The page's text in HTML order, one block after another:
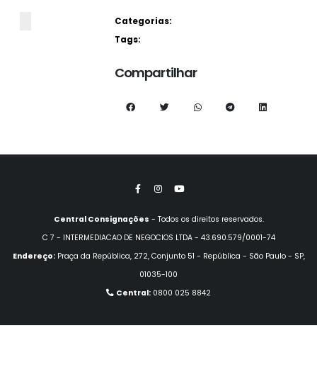
Categorias:
Tags:
Compartilhar
Central Consignações - Todos os direitos reservados.
C 7 - INTERMEDIACAO DE NEGOCIOS LTDA - 43.690.579/0001-74
Endereço:Praça da República, 272, Conjunto 51 - República - São Paulo - SP,
01035-100
Central: 0800 025 8842